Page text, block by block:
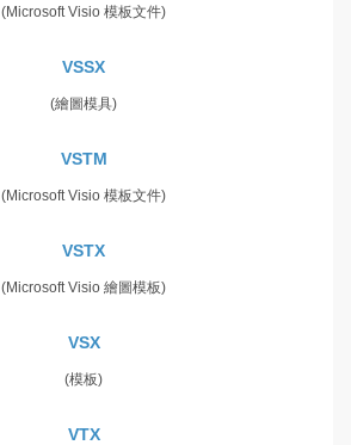
(Microsoft Visio 模板文件)
VSSX
(繪圖模具)
VSTM
(Microsoft Visio 模板文件)
VSTX
(Microsoft Visio 繪圖模板)
VSX
(模板)
VTX